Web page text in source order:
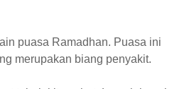
puasa Ramadhan. Puasa ini
merupakan biang penyakit.